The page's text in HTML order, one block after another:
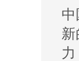
中